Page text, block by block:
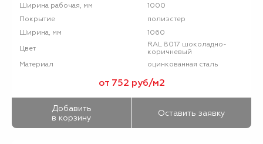
Ширина рабочая, мм
1000
Покрытие
полиэстер
Ширина, мм
1060
Цвет
RAL 8017 шоколадно-
коричневый
Материал
оцинкованная сталь
от 752 руб/м2
Добавить
в корзину
Оставить заявку